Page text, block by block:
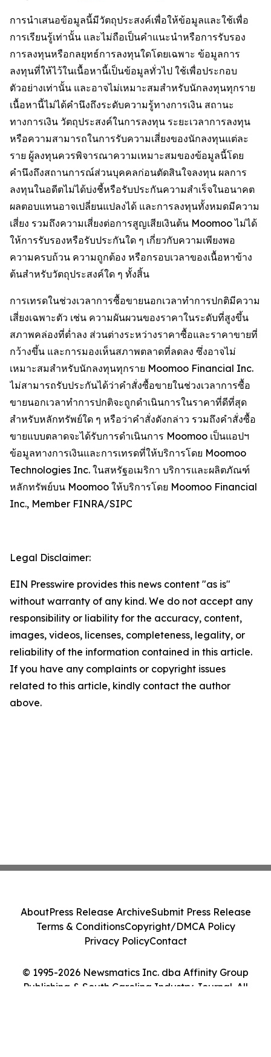
การนำเสนอข้อมูลนี้มีวัตถุประสงค์เพื่อให้ข้อมูลและใช้เพื่อ
การเรียนรู้เท่านั้น และไม่ถือเป็นคำแนะนำหรือการรับรอง
การลงทุนหรือกลยุทธ์การลงทุนใดโดยเฉพาะ ข้อมูลการ
ลงทุนที่ให้ไว้ในเนื้อหานี้เป็นข้อมูลทั่วไป ใช้เพื่อประกอบ
ตัวอย่างเท่านั้น และอาจไม่เหมาะสมสำหรับนักลงทุนทุกราย
เนื้อหานี้ไม่ได้คำนึงถึงระดับความรู้ทางการเงิน สถานะ
ทางการเงิน วัตถุประสงค์ในการลงทุน ระยะเวลาการลงทุน
หรือความสามารถในการรับความเสี่ยงของนักลงทุนแต่ละ
ราย ผู้ลงทุนควรพิจารณาความเหมาะสมของข้อมูลนี้โดย
คำนึงถึงสถานการณ์ส่วนบุคคลก่อนตัดสินใจลงทุน ผลการ
ลงทุนในอดีตไม่ได้บ่งชี้หรือรับประกันความสำเร็จในอนาคต
ผลตอบแทนอาจเปลี่ยนแปลงได้ และการลงทุนทั้งหมดมีความ
เสี่ยง รวมถึงความเสี่ยงต่อการสูญเสียเงินต้น Moomoo ไม่ได้
ให้การรับรองหรือรับประกันใด ๆ เกี่ยวกับความเพียงพอ
ความครบถ้วน ความถูกต้อง หรือกรอบเวลาของเนื้อหาข้าง
ต้นสำหรับวัตถุประสงค์ใด ๆ ทั้งสิ้น
การเทรดในช่วงเวลาการซื้อขายนอกเวลาทำการปกติมีความ
เสี่ยงเฉพาะตัว เช่น ความผันผวนของราคาในระดับที่สูงขึ้น
สภาพคล่องที่ต่ำลง ส่วนต่างระหว่างราคาซื้อและราคาขายที่
กว้างขึ้น และการมองเห็นสภาพตลาดที่ลดลง ซึ่งอาจไม่
เหมาะสมสำหรับนักลงทุนทุกราย Moomoo Financial Inc.
ไม่สามารถรับประกันได้ว่าคำสั่งซื้อขายในช่วงเวลาการซื้อ
ขายนอกเวลาทำการปกติจะถูกดำเนินการในราคาที่ดีที่สุด
สำหรับหลักทรัพย์ใด ๆ หรือว่าคำสั่งดังกล่าว รวมถึงคำสั่งซื้อ
ขายแบบตลาดจะได้รับการดำเนินการ Moomoo เป็นแอปฯ
ข้อมูลทางการเงินและการเทรดที่ให้บริการโดย Moomoo
Technologies Inc. ในสหรัฐอเมริกา บริการและผลิตภัณฑ์
หลักทรัพย์บน Moomoo ให้บริการโดย Moomoo Financial
Inc., Member FINRA/SIPC
Legal Disclaimer:
EIN Presswire provides this news content "as is"
without warranty of any kind. We do not accept any
responsibility or liability for the accuracy, content,
images, videos, licenses, completeness, legality, or
reliability of the information contained in this article.
If you have any complaints or copyright issues
related to this article, kindly contact the author
above.
© 1995-2026 Newsmatics Inc. dba Affinity Group
Publishing & South Carolina Industry Journal. All
AboutPress Release ArchiveSubmit Press Release
Terms & ConditionsCopyright/DMCA Policy
Privacy PolicyContact